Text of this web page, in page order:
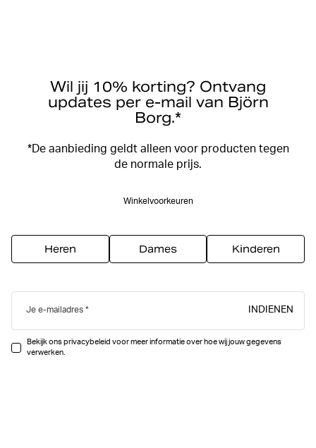
Wil jij 10% korting? Ontvang
updates per e-mail van Björn
Borg.*
*De aanbieding geldt alleen voor producten tegen
de normale prijs.
Winkelvoorkeuren
Heren Dames Kinderen
Je e-mailadres INDIENEN
Bekijk ons privacybeleid voor meer informatie over hoe wij jouw gegevens
verwerken.